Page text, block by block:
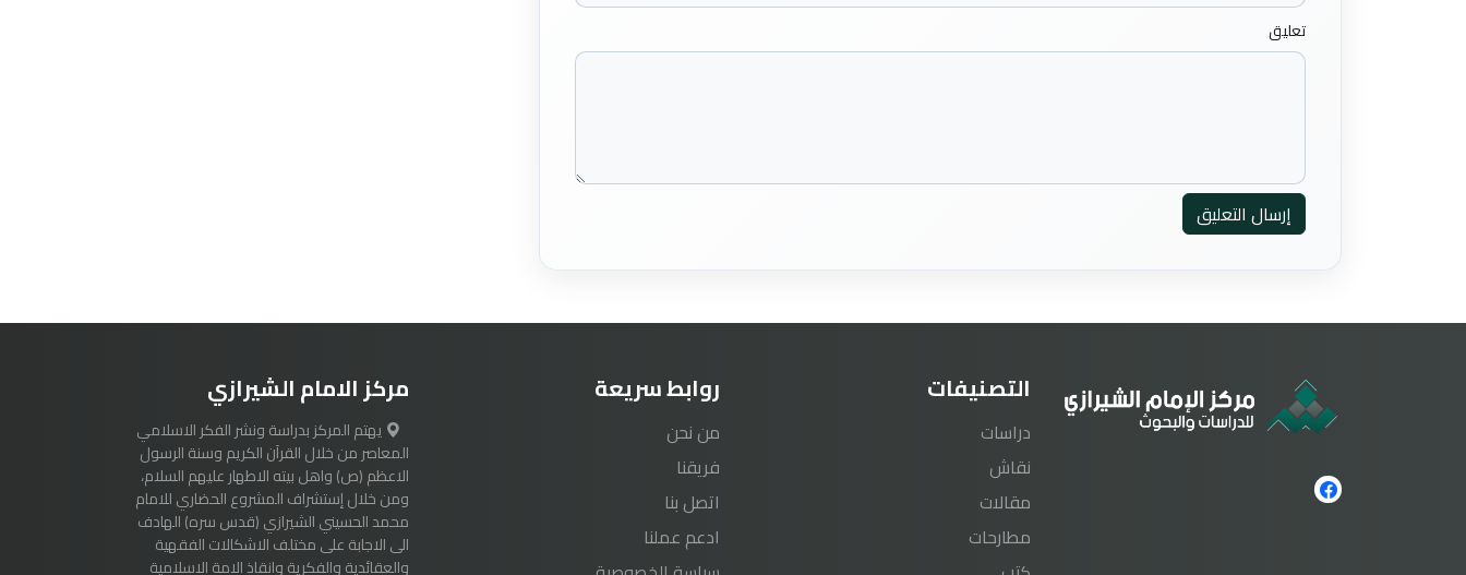
تعليق
إرسال التعليق
التصنيفات
دراسات
نقاش
مقالات
مطارحات
روابط سريعة
من نحن
فريقنا
اتصل بنا
ادعم عملنا
مركز الامام الشيرازي
يهتم المركز بدراسة ونشر الفكر الاسلامي
المعاصر من خلال القرآن الكريم وسنة الرسول
الاعظم (ص) واهل بيته الاطهار عليهم السلام،
ومن خلال إستشراف المشروع الحضاري للامام
محمد الحسيني الشيرازي (قدس سره) الهادف
الى الاجابة على مختلف الاشكالات الفقهية
والعقائدية والفكرية وانقاذ الامة الاسلامية